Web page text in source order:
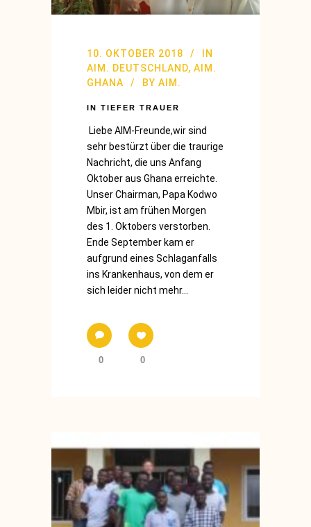
10. OKTOBER 2018
IN
AIM. DEUTSCHLAND, AIM.
GHANA
BY AIM.
IN TIEFER TRAUER
Liebe AIM-Freunde,wir sind
sehr bestürzt über die traurige
Nachricht, die uns Anfang
Oktober aus Ghana erreichte.
Unser Chairman, Papa Kodwo
Mbir, ist am frühen Morgen
des 1. Oktobers verstorben.
Ende September kam er
aufgrund eines Schlaganfalls
ins Krankenhaus, von dem er
sich leider nicht mehr...
0 0